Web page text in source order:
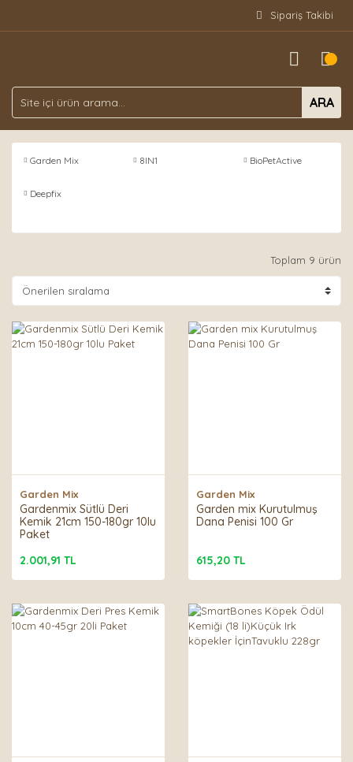
Sipariş Takibi
ARA
Garden Mix 8IN1 BioPetActive
Deepfix
Toplam 9 ürün
Garden Mix
Gardenmix Sütlü Deri
Kemik 21cm 150-180gr 10lu
Paket
2.001,91 TL
Garden Mix
Garden mix Kurutulmuş
Dana Penisi 100 Gr
615,20 TL